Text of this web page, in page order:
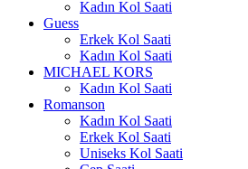
Kadın Kol Saati
Guess
Erkek Kol Saati
Kadın Kol Saati
MICHAEL KORS
Kadın Kol Saati
Romanson
Kadın Kol Saati
Erkek Kol Saati
Uniseks Kol Saati